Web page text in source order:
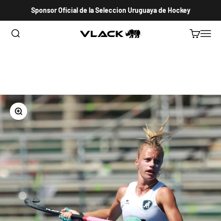
Sponsor Oficial de la Seleccion Uruguaya de Hockey
Abrir búsqueda VLACK HOCKEY URUGUAY AbrirAbrir
Zoom